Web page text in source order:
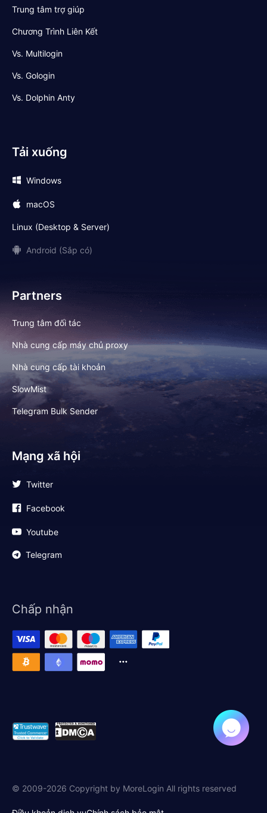
Trung tâm trợ giúp
Chương Trình Liên Kết
Vs. Multilogin
Vs. Gologin
Vs. Dolphin Anty
Tải xuống
Windows
macOS
Linux (Desktop & Server)
Android (Sắp có)
Partners
Trung tâm đối tác
Nhà cung cấp máy chủ proxy
Nhà cung cấp tài khoản
SlowMist
Telegram Bulk Sender
Mạng xã hội
Twitter
Facebook
Youtube
Telegram
Chấp nhận
© 2009-2026 Copyright by MoreLogin All rights reserved